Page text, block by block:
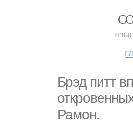
Брэд питт
Рамон.